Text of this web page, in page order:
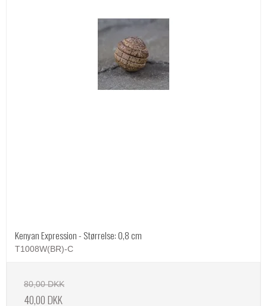
Kenyan Expression - Størrelse: 0,8 cm
T1008W(BR)-C
80,00 DKK
40,00 DKK